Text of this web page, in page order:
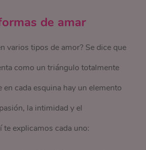
de amar
varios tipos de amor? Se dice que
como un triángulo totalmente
en cada esquina hay un elemento
la intimidad y el
explicamos cada uno: